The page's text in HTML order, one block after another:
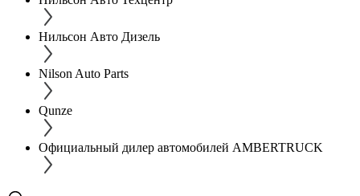
Нильсон Авто Дизель
Nilson Auto Parts
Qunze
Официальный дилер автомобилей AMBERTRUCK